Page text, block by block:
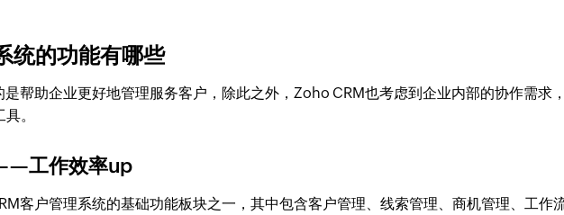
统的功能有哪些
帮助企业更好地管理服务客户，除此之外，Zoho CRM也考虑到企业内部的协作需求
。
工作效率up
客户管理系统的基础功能板块之一，其中包含客户管理、线索管理、商机管理、工作